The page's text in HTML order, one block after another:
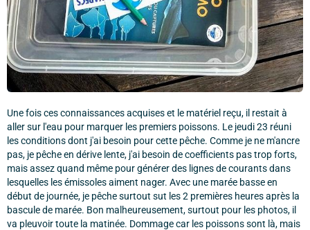
Une fois ces connaissances acquises et le matériel reçu, il restait à
aller sur l'eau pour marquer les premiers poissons. Le jeudi 23 réuni
les conditions dont j'ai besoin pour cette pêche. Comme je ne m'ancre
pas, je pêche en dérive lente, j'ai besoin de coefficients pas trop forts,
mais assez quand même pour générer des lignes de courants dans
lesquelles les émissoles aiment nager. Avec une marée basse en
début de journée, je pêche surtout sut les 2 premières heures après la
bascule de marée. Bon malheureusement, surtout pour les photos, il
va pleuvoir toute la matinée. Dommage car les poissons sont là, mais